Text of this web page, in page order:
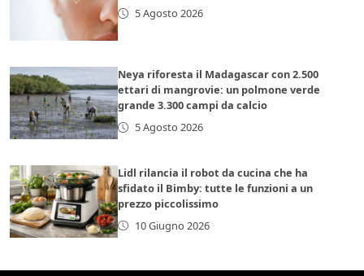
5 Agosto 2026
Neya riforesta il Madagascar con 2.500
ettari di mangrovie: un polmone verde
grande 3.300 campi da calcio
5 Agosto 2026
Lidl rilancia il robot da cucina che ha
sfidato il Bimby: tutte le funzioni a un
prezzo piccolissimo
10 Giugno 2026